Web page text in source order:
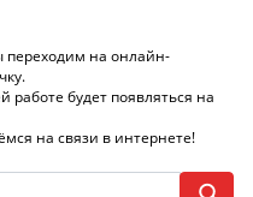
на онлайн-
будет появляться на
на связи в интернете!